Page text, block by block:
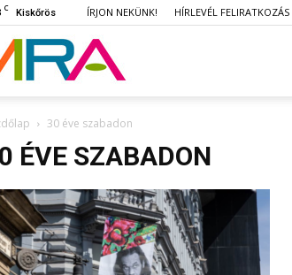
C Kiskőrös ÍRJON NEKÜNK! HÍRLEVÉL FELIRATKOZÁS
30 éve szabadon
ÉVE SZABADON